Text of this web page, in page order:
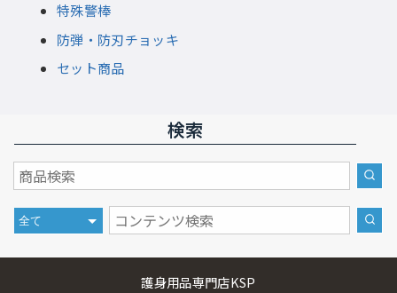
特殊警棒
防弾・防刃チョッキ
セット商品
検索
護身用品専門店KSP